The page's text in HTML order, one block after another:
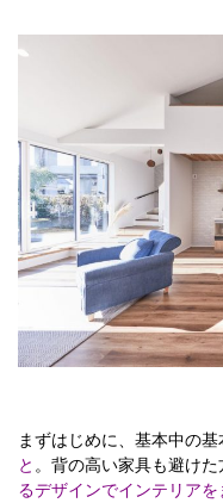
まずはじめに、基本中の
と 。背の高い家具も避けた
るデザインでインテリアを